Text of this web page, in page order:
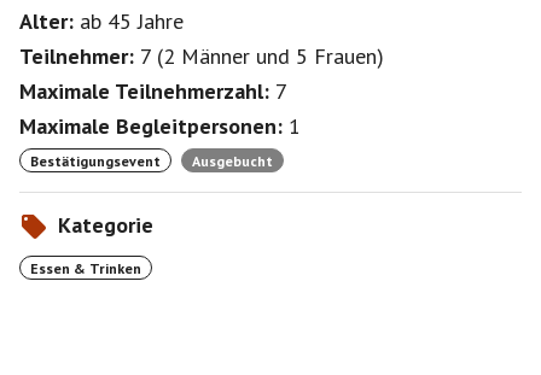
Alter: ab 45Jahre
Teilnehmer: 7 (2 Männer und 5 Frauen)
Maximale Teilnehmerzahl: 7
Maximale Begleitpersonen: 1
Bestätigungsevent Ausgebucht
Kategorie
Essen & Trinken